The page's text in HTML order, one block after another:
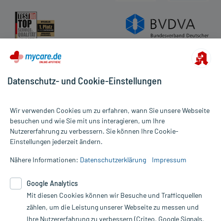
Alle Preise gelten inkl. MwSt., ggf. zzgl. Versandkosten
Informationen auf dieser Website werden ausschließlich für
die Untersuchung und Behandlung durch einen Arzt. Bitte
Therapien eingeleitet werden können. | Diese Webseite benutzt
Google Analytics. Lesen Sie bitte dazu die wichtigen Hinweise in
unserer Datenschutzerklärung. Für den Widerruf einer Bestellung
nutzen Sie das Formular:
Datenschutz- und Cookie-Einstellungen
Wir verwenden Cookies um zu erfahren, wann Sie unsere Webseite
besuchen und wie Sie mit uns interagieren, um Ihre
Nutzererfahrung zu verbessern. Sie können Ihre Cookie-
Einstellungen jederzeit ändern.
Nähere Informationen: Datenschutzerklärung Impressum
Google Analytics
Mit diesen Cookies können wir Besuche und Trafficquellen
zählen, um die Leistung unserer Webseite zu messen und
Ihre Nutzererfahrung zu verbessern (Criteo, Google Signals,